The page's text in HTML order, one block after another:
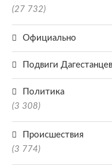
(27 732)
Официально
Подвиги Дагестанцев
Политика
(3 308)
Происшествия
(3 774)